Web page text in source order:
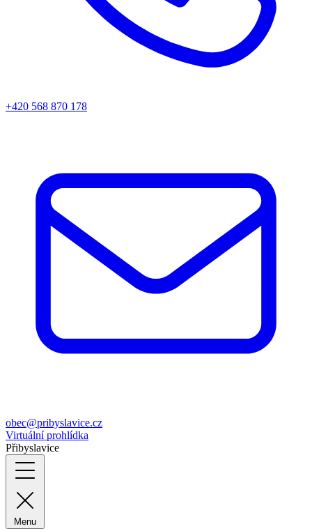
+420 568 870 178
obec@pribyslavice.cz
Virtuální prohlídka
Přibyslavice
Menu